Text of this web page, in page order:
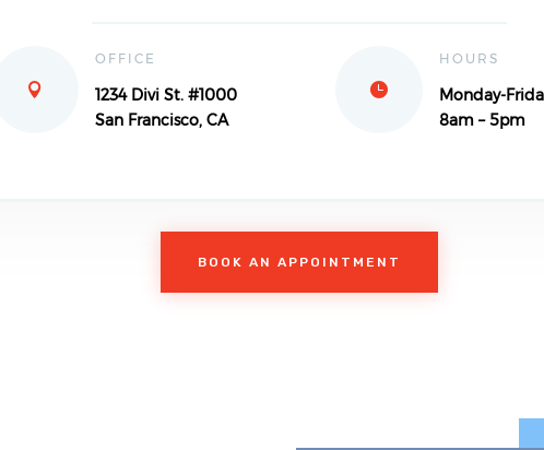
OFFICE
1234 Divi St. #1000
San Francisco, CA
HOURS
Monday-
8am – 5pm
BOOK AN APPOINTMENT